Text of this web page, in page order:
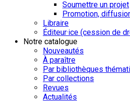
Soumettre un projet
Promotion,
Libraire
Éditeur·ice (cession de
Notre catalogue
Nouveautés
À paraître
Par bibliothèques
Par collections
Revues
Actualités